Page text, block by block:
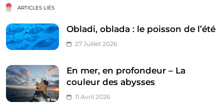
ARTICLES LIÉS
Obladi, oblada : le poisson de l’été
27 Juillet 2026
En mer, en profondeur – La
couleur des abysses
11 Avril 2026